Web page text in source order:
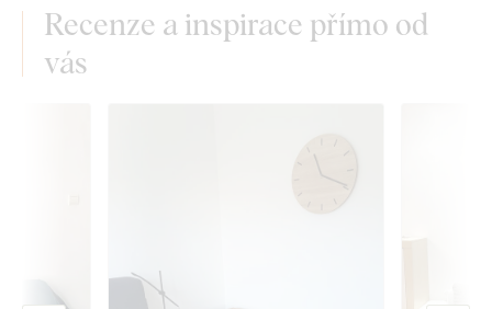
Recenze a inspirace přímo od
vás